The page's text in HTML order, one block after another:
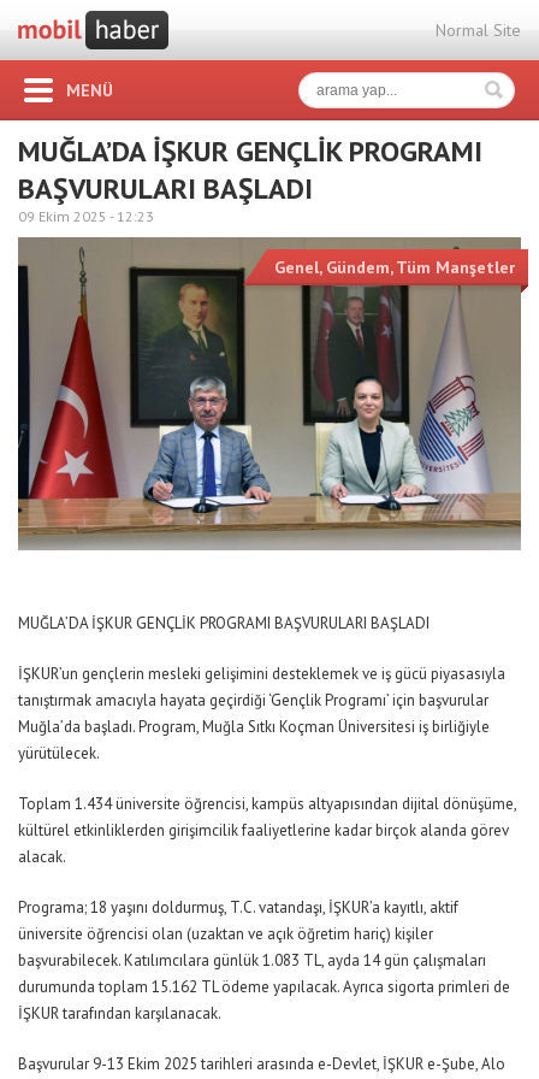
Normal Site
MENÜ
MUĞLA’DA İŞKUR GENÇLİK PROGRAMI
BAŞVURULARI BAŞLADI
09 Ekim 2025 - 12:23
Genel, Gündem,Tüm Manşetler
MUĞLA’DA İŞKUR GENÇLİK PROGRAMI BAŞVURULARI BAŞLADI
İŞKUR’un gençlerin mesleki gelişimini desteklemek ve iş gücü piyasasıyla
tanıştırmak amacıyla hayata geçirdiği ‘Gençlik Programı’ için başvurular
Muğla’da başladı. Program, Muğla Sıtkı Koçman Üniversitesi iş birliğiyle
yürütülecek.
Toplam 1.434 üniversite öğrencisi, kampüs altyapısından dijital dönüşüme,
kültürel etkinliklerden girişimcilik faaliyetlerine kadar birçok alanda görev
alacak.
Programa; 18 yaşını doldurmuş, T.C. vatandaşı, İŞKUR’a kayıtlı, aktif
üniversite öğrencisi olan (uzaktan ve açık öğretim hariç) kişiler
başvurabilecek. Katılımcılara günlük 1.083 TL, ayda 14 gün çalışmaları
durumunda toplam 15.162 TL ödeme yapılacak. Ayrıca sigorta primleri de
İŞKUR tarafından karşılanacak.
Başvurular 9-13 Ekim 2025 tarihleri arasında e-Devlet, İŞKUR e-Şube, Alo